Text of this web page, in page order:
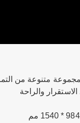
متنوعة من
والراحة